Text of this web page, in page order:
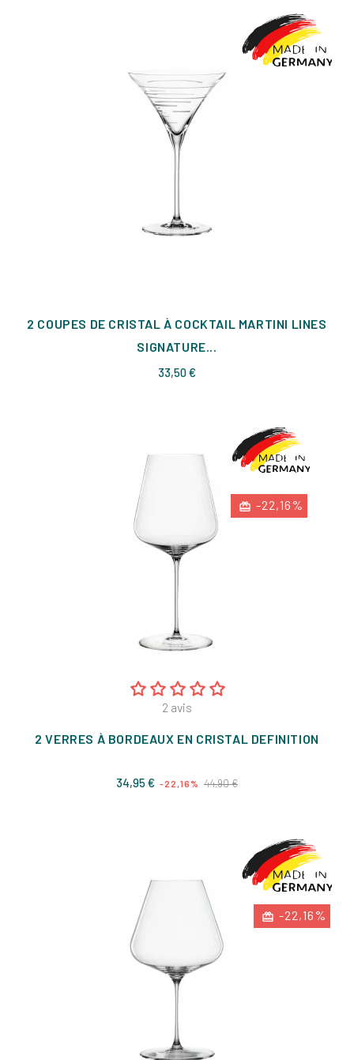
2 COUPES DE CRISTAL À COCKTAIL MARTINI LINES
SIGNATURE...
33,50 €
-22,16%
2 avis
2 VERRES À BORDEAUX EN CRISTAL DEFINITION
34,95 € Prix
-22,16% 44,90 €Prix
-22,16%